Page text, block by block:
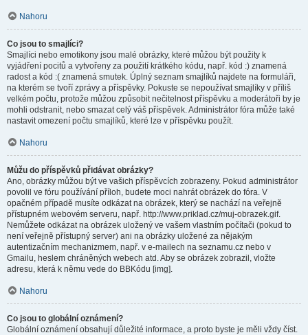
Nahoru
Co jsou to smajlíci?
Smajlíci nebo emotikony jsou malé obrázky, které můžou být použity k
vyjádření pocitů a vytvořeny za použití krátkého kódu, např. kód :) znamená
radost a kód :( znamená smutek. Úplný seznam smajlíků najdete na formuláři,
na kterém se tvoří zprávy a příspěvky. Pokuste se nepoužívat smajlíky v příliš
velkém počtu, protože můžou způsobit nečitelnost příspěvku a moderátoři by je
mohli odstranit, nebo smazat celý váš příspěvek. Administrátor fóra může také
nastavit omezení počtu smajlíků, které lze v příspěvku použít.
Nahoru
Můžu do příspěvků přidávat obrázky?
Ano, obrázky můžou být ve vašich příspěvcích zobrazeny. Pokud administrátor
povolil ve fóru používání příloh, budete moci nahrát obrázek do fóra. V
opačném případě musíte odkázat na obrázek, který se nachází na veřejně
přístupném webovém serveru, např. http://www.priklad.cz/muj-obrazek.gif.
Nemůžete odkázat na obrázek uložený ve vašem vlastním počítači (pokud to
není veřejně přístupný server) ani na obrázky uložené za nějakým
autentizačním mechanizmem, např. v e-mailech na seznamu.cz nebo v
Gmailu, heslem chráněných webech atd. Aby se obrázek zobrazil, vložte
adresu, která k němu vede do BBKódu [img].
Nahoru
Co jsou to globální oznámení?
Globální oznámení obsahují důležité informace, a proto byste je měli vždy číst.